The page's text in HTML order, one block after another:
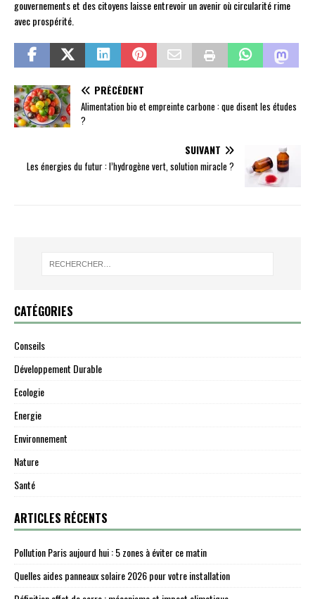
gouvernements et des citoyens laisse entrevoir un avenir où circularité rime
avec prospérité.
PRÉCÉDENT
Alimentation bio et empreinte carbone : que disent les études
?
SUIVANT
Les énergies du futur : l’hydrogène vert, solution miracle ?
CATÉGORIES
Conseils
Développement Durable
Ecologie
Energie
Environnement
Nature
Santé
ARTICLES RÉCENTS
Pollution Paris aujourd hui : 5 zones à éviter ce matin
Quelles aides panneaux solaire 2026 pour votre installation